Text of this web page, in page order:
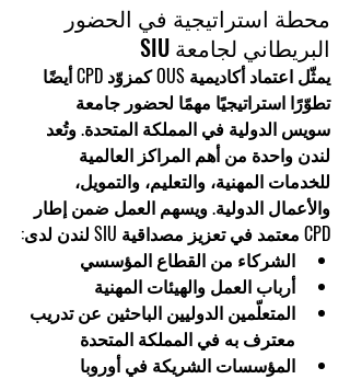
محطة استراتيجية في الحضور
البريطاني لجامعة SIU
يمثّل اعتماد أكاديمية OUS كمزوّد CPD أيضًا
تطوّرًا استراتيجيًا مهمًا لحضور جامعة
سويس الدولية في المملكة المتحدة. وتُعد
لندن واحدة من أهم المراكز العالمية
للخدمات المهنية، والتعليم، والتمويل،
والأعمال الدولية. ويسهم العمل ضمن إطار
CPD معتمد في تعزيز مصداقية SIU لندن لدى:
الشركاء من القطاع المؤسسي
أرباب العمل والهيئات المهنية
المتعلّمين الدوليين الباحثين عن تدريب
معترف به في المملكة المتحدة
المؤسسات الشريكة في أوروبا